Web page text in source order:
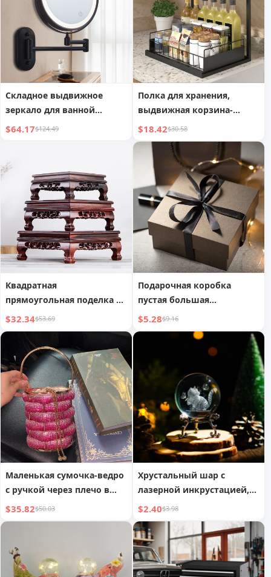
465#
Складное выдвижное
зеркало для ванной
комнаты, двустороннее со
$64.17$124.49
Полка для хранения,
выдвижная корзина-
ящик, полка для хранения
$18.42$30.58
Квадратная
прямоугольная поделка из
палисандра в виде
подушечки для лапы
тигра
$32.34$53.69
Подарочная коробка
пустая большая
упаковочная коробка
подарок на день рождения
$5.28$9.16
Маленькая сумочка-ведро
с ручкой через плечо в
форме корзины-клетка
для птиц
$35.82$50.03
Хрустальный шар с
лазерной инкрустацией,
настольный орнамент,
поделки
$2.40$3.98